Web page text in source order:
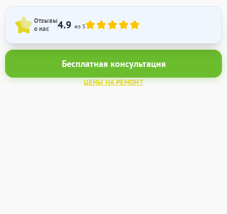
Отзывы
о нас
4.9 из 5
Бесплатная консультация
ЦЕНЫ НА РЕМОНТ